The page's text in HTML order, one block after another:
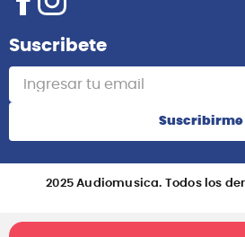
Información
Redes Sociales
Suscribete